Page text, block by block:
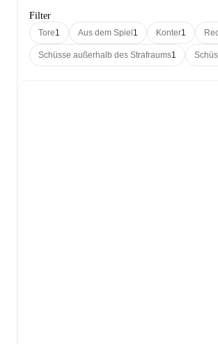
Filter
Tore1 Aus dem Spiel 1 Konter1
Schüsse außerhalb des Strafraums1